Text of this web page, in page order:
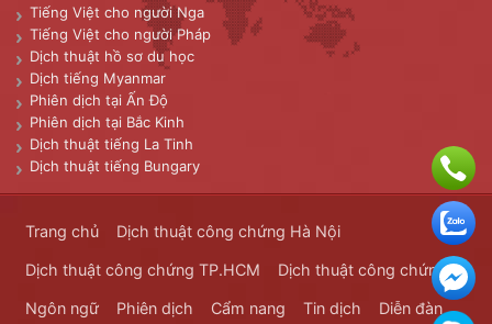
Tiếng Việt cho người Nga
Tiếng Việt cho người Pháp
Dịch thuật hồ sơ du học
Dịch tiếng Myanmar
Phiên dịch tại Ấn Độ
Phiên dịch tại Bắc Kinh
Dịch thuật tiếng La Tinh
Dịch thuật tiếng Bungary
Trang chủ Dịch thuật công chứng Hà Nội
Dịch thuật công chứng TP.HCM Dịch thuật công chứng
Ngôn ngữ Phiên dịch Cẩm nang Tin dịch Diễn đàn